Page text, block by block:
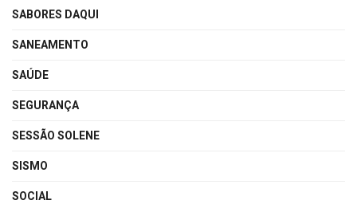
SABORES DAQUI
SANEAMENTO
SAÚDE
SEGURANÇA
SESSÃO SOLENE
SISMO
SOCIAL